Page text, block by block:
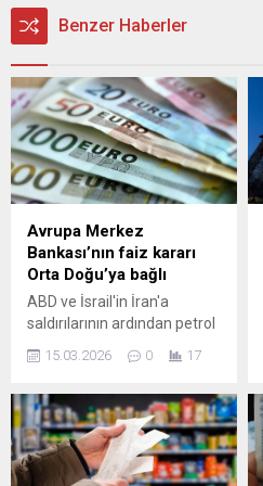
Benzer Haberler
Avrupa Merkez
Bankası’nın faiz kararı
Orta Doğu’ya bağlı
ABD ve İsrail'in İran'a
saldırılarının ardından petrol
fiyatlarındaki yükselişin
enflasyon endişelerini
Merkez Bankası'nın (ECB)
faiz artırım ihtimalleri
gündeme gelirken, bu
ihtimallerin Orta Doğu'daki
15.03.2026 0 17